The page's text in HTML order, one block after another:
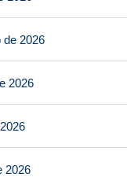
de 2026
2026
2026